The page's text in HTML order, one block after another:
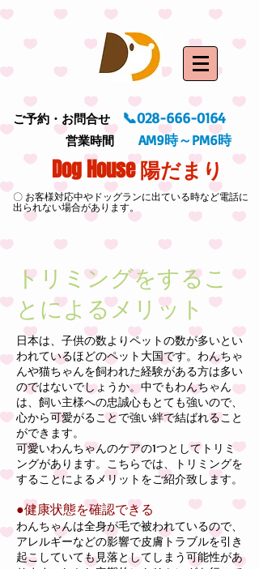
ご予約・お問合せ 📞028-666-0164
営業時間 AM9時～PM6時
Dog House 陽だまり
〇 お客様対応中やドッグランに出ている時など電話に
出られない場合があります。
トリミングをするこ
とによるメリット
日本は、子供の数よりペットの数が多いとい
われているほどのペット大国です。わんちゃ
んや猫ちゃんを飼われた経験がある方は多い
のではないでしょうか。中でもわんちゃん
は、飼い主様への忠誠心もとても強いので、
心から可愛がることで強い絆で結ばれること
ができます。
可愛いわんちゃんのケアの1つとしてトリミ
ングがあります。こちらでは、トリミングを
することによるメリットをご紹介致します。
●健康状態を確認できる
わんちゃんは全身が毛で被われているので、
アレルギーなどの影響で皮膚トラブルを引き
起こしていても見落としてしまう可能性があ